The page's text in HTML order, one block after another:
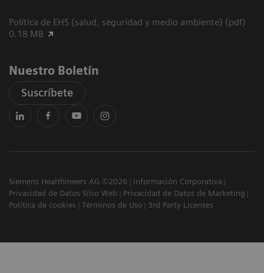
Política de EHS (salud, seguridad y medio ambiente) (pdf)
0.18 MB
Nuestro Boletín
Suscríbete
Siemens Healthineers AG ©2026
Información Corporativa
Privacidad de Datos Sitio Web
Privacidad de Datos de Marketing
Política de cookies
Términos de Uso 3rd Party Licenses